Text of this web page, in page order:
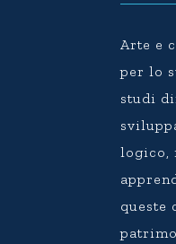
Arte e
per lo
studi
logico,
queste